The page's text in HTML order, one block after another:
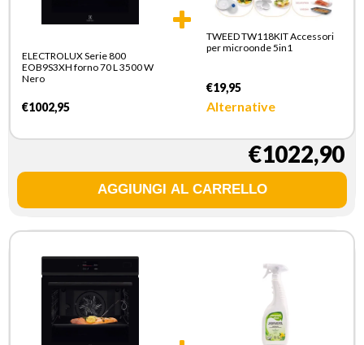
ELECTROLUX Serie 800
EOB9S3XH forno 70 L 3500 W
Nero
€1002,95
TWEED TW118KIT Accessori
per microonde 5in1
€19,95
Alternative
€1022,90